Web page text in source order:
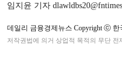
임지윤 기자
데일리 금융경제뉴스 Copyright ⓒ 한
저작권법에 의거 상업적 목적의 무단 전